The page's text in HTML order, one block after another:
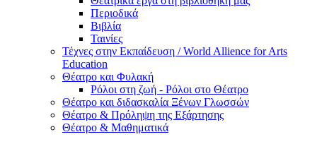
Περιοδικά
Βιβλία
Ταινίες
Τέχνες στην Εκπαίδευση / World Allience for Arts
Education
Θέατρο και Φυλακή
Ρόλοι στη ζωή - Ρόλοι στο Θέατρο
Θέατρο και διδασκαλία Ξένων Γλωσσών
Θέατρο & Πρόληψη της Εξάρτησης
Θέατρο & Μαθηματικά